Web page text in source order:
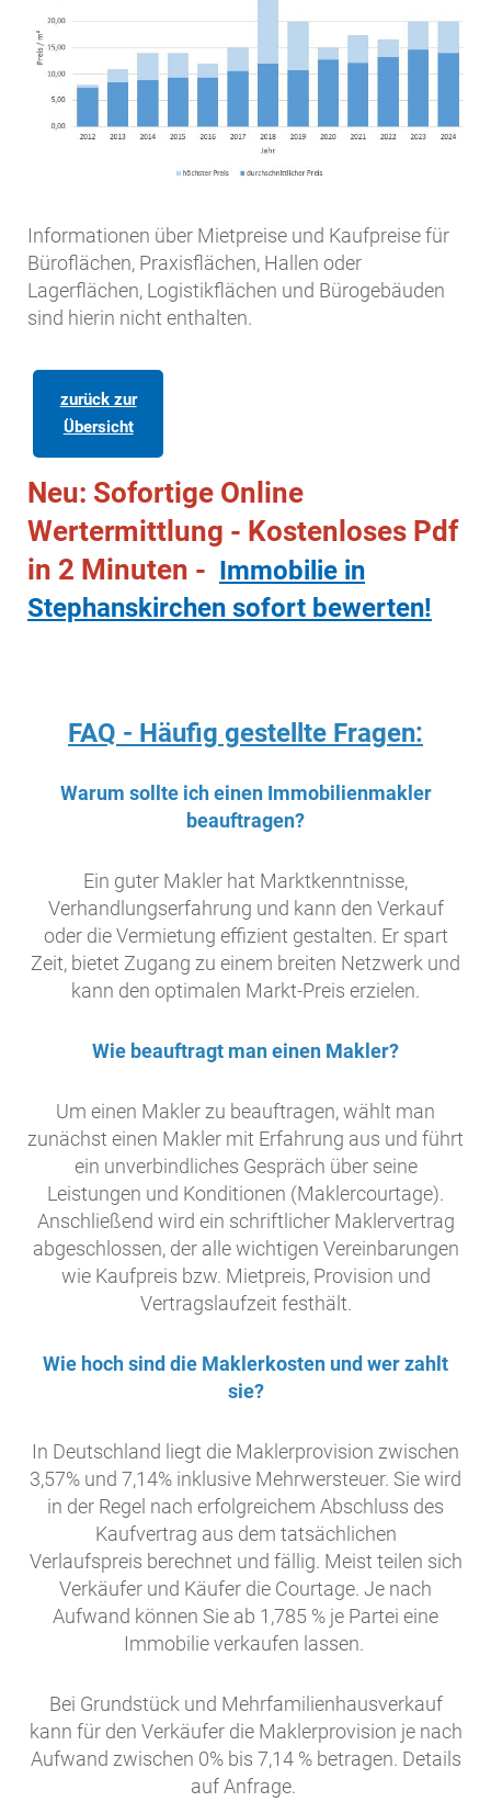
Informationen über Mietpreise und Kaufpreise für
Büroflächen, Praxisflächen, Hallen oder
Lagerflächen, Logistikflächen und Bürogebäuden
sind hierin nicht enthalten.
zurück zur
Übersicht
Neu: Sofortige Online
Wertermittlung - Kostenloses Pdf
in 2 Minuten - Immobilie in
Stephanskirchen sofort bewerten!
FAQ - Häufig gestellte Fragen:
Warum sollte ich einen Immobilienmakler
beauftragen?
Ein guter Makler hat Marktkenntnisse,
Verhandlungserfahrung und kann den Verkauf
oder die Vermietung effizient gestalten. Er spart
Zeit, bietet Zugang zu einem breiten Netzwerk und
kann den optimalen Markt-Preis erzielen.
Wie beauftragt man einen Makler?
Um einen Makler zu beauftragen, wählt man
zunächst einen Makler mit Erfahrung aus und führt
ein unverbindliches Gespräch über seine
Leistungen und Konditionen (Maklercourtage).
Anschließend wird ein schriftlicher Maklervertrag
abgeschlossen, der alle wichtigen Vereinbarungen
wie Kaufpreis bzw. Mietpreis, Provision und
Vertragslaufzeit festhält.
Wie hoch sind die Maklerkosten und wer zahlt
sie?
In Deutschland liegt die Maklerprovision zwischen
3,57% und 7,14% inklusive Mehrwersteuer. Sie wird
in der Regel nach erfolgreichem Abschluss des
Kaufvertrag aus dem tatsächlichen
Verlaufspreis berechnet und fällig. Meist teilen sich
Verkäufer und Käufer die Courtage. Je nach
Aufwand können Sie ab 1,785 % je Partei eine
Immobilie verkaufen lassen.
Bei Grundstück und Mehrfamilienhausverkauf
kann für den Verkäufer die Maklerprovision je nach
Aufwand zwischen 0% bis 7,14 % betragen. Details
auf Anfrage.